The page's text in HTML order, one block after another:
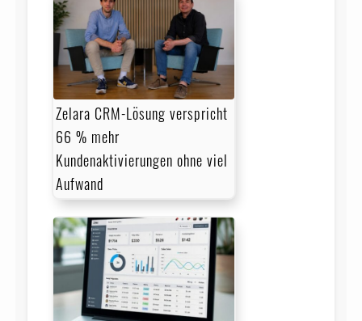
Zelara CRM-Lösung verspricht
66 % mehr
Kundenaktivierungen ohne viel
Aufwand